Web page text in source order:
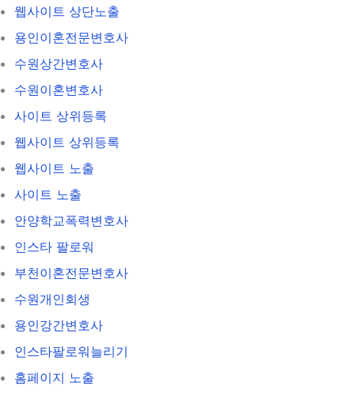
웹사이트 상단노출
용인이혼전문변호사
수원상간변호사
수원이혼변호사
사이트 상위등록
웹사이트 상위등록
웹사이트 노출
사이트 노출
안양학교폭력변호사
인스타 팔로워
부천이혼전문변호사
수원개인회생
용인강간변호사
인스타팔로워늘리기
홈페이지 노출